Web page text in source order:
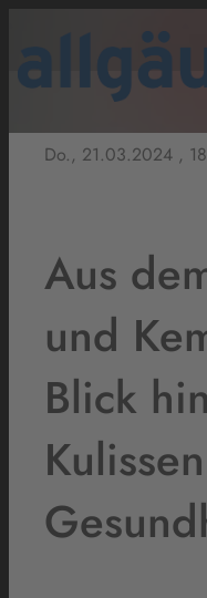
Do., 21.03.2024 ,
Aus
und
Blick